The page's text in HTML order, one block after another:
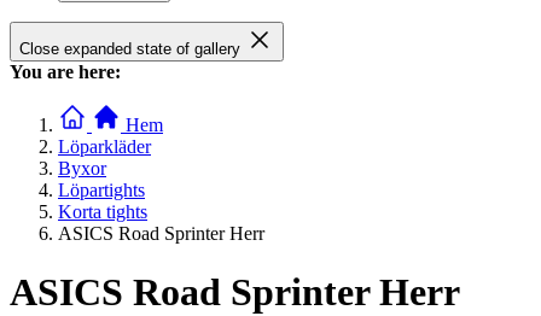
Close expanded state of gallery
You are here:
Hem
Löparkläder
Byxor
Löpartights
Korta tights
ASICS Road Sprinter Herr
ASICS Road Sprinter Herr